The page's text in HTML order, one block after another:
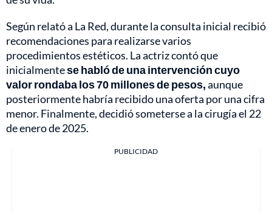
Según relató a La Red, durante la consulta inicial recibió
recomendaciones para realizarse varios
procedimientos estéticos. La actriz contó que
inicialmentese habló de una intervención cuyo
valor rondaba los 70 millones de pesos,aunque
posteriormente habría recibido una oferta por una cifra
menor. Finalmente, decidió someterse a la cirugía el 22
de enero de 2025.
PUBLICIDAD